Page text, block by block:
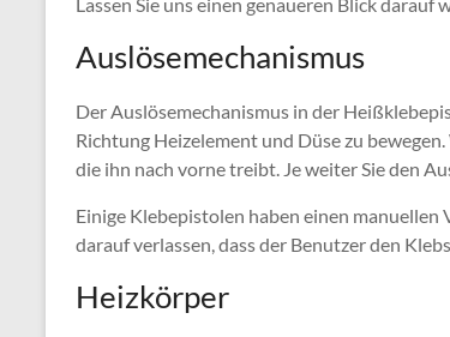
Auslösemechanismus
Der Auslösemechanismus in der
Richtung Heizelement und Düse zu
die ihn nach vorne treibt. Je weiter Sie den
Einige Klebepistolen haben einen manuellen
darauf verlassen, dass der Benutzer den
Heizkörper